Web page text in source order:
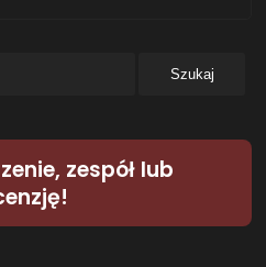
zespół lub